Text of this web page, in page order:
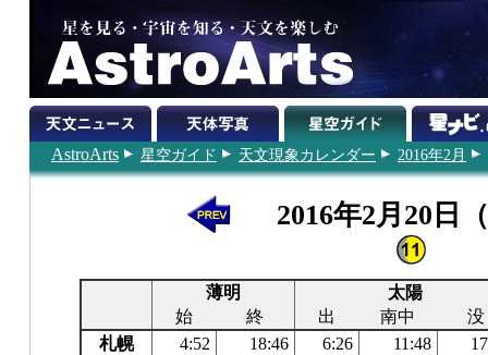
AstroArts 星空ガイド 天文現象カレンダー 2016年2月
2016年2月20日
薄明
太陽
始
終 出 南中
没
札幌
4:52 18:46 6:26 11:48